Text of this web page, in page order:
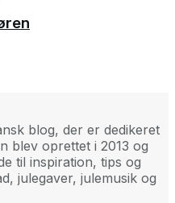
blog, der er dedikeret
blev oprettet i 2013 og
til inspiration, tips og
julegaver, julemusik og